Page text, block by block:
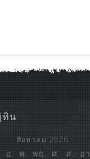
ทิน
สิงหาคม 2026
อ. พ. พฤ. ศ. ส.
อา.